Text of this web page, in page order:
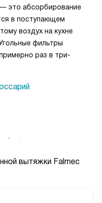
вытяжки Falmec
— это абсорбирование
в поступающем
воздух на кухне
фильтры
раз в три-